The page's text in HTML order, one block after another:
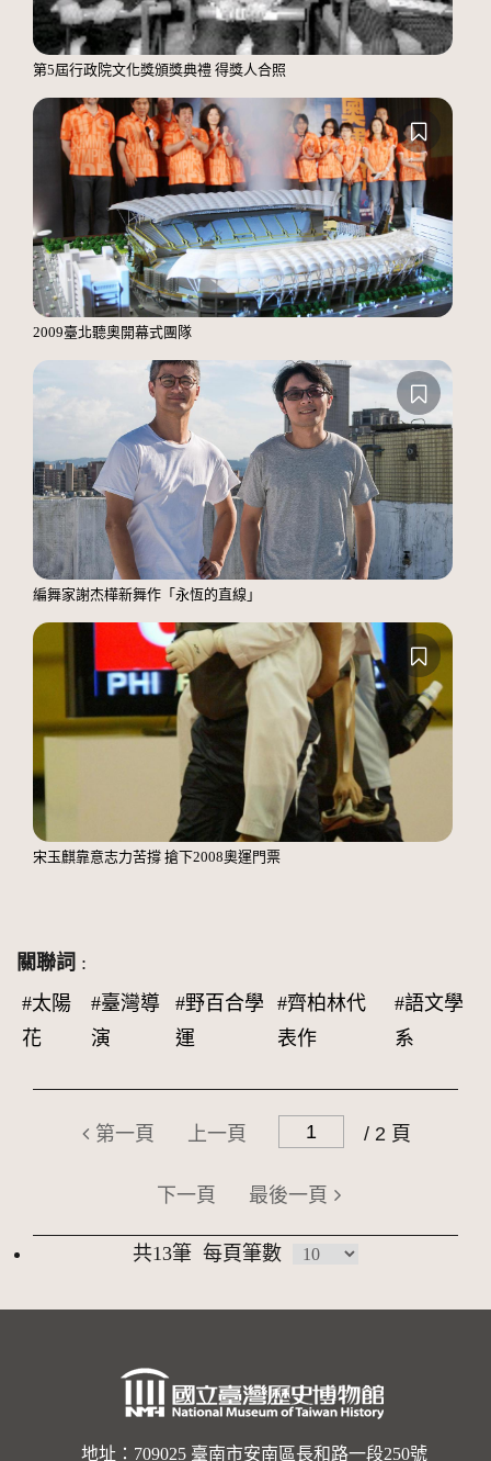
第5屆行政院文化獎頒獎典禮 得獎人合照
2009臺北聽奧開幕式團隊
編舞家謝杰樺新舞作「永恆的直線」
宋玉麒靠意志力苦撐 搶下2008奧運門票
關聯詞 :
#太陽
花
#臺灣導
演
#野百合學
運
#齊柏林代
表作
#語文學
系
第一頁 上一頁 / 2 頁
下一頁 最後一頁
共13筆 每頁筆數
地址：709025 臺南市安南區長和路一段250號